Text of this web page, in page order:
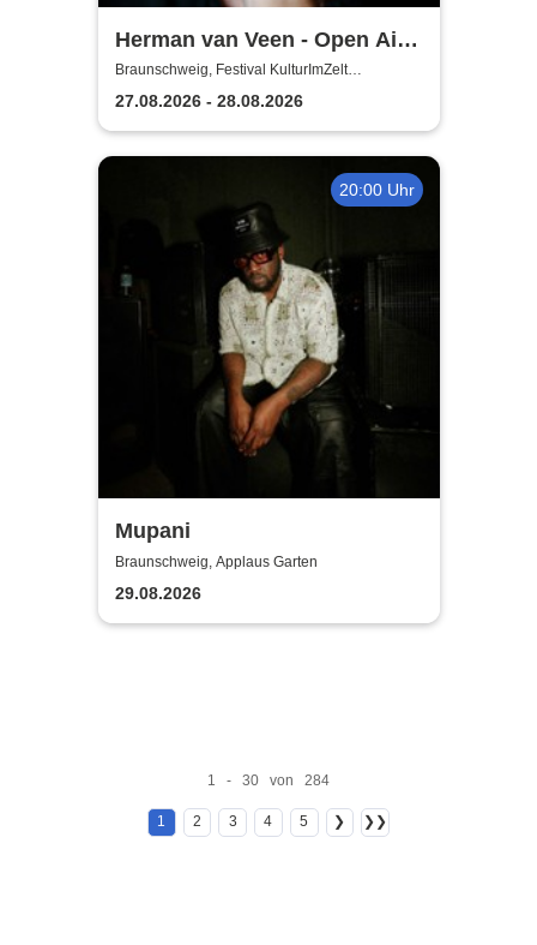
Herman van Veen - Open Air
2026
Braunschweig, Festival KulturImZelt
Braunschweig
27.08.2026 - 28.08.2026
20:00 Uhr
Mupani
Braunschweig, Applaus Garten
29.08.2026
1 - 30 von 284
1 2 3 4 5 ❯ ❯❯